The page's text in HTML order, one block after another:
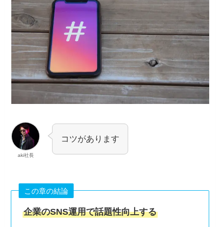
aki社長
コツがあります
この章の結論
企業のSNS運用で話題性向上する